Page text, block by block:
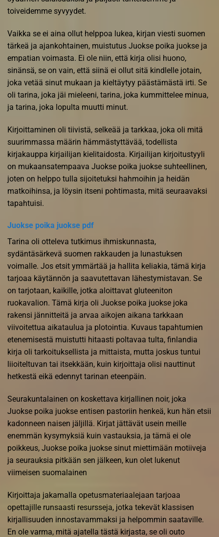
toiveidemme syvyydet.
Vaikka se ei aina ollut helppoa lukea, kirjan viesti suomen
tärkeä ja ajankohtainen, muistutus Juokse poika juokse ja
empatian voimasta. Ei ole niin, että kirja olisi huono,
sinänsä, se on vain, että siinä ei ollut sitä kindlelle jotain,
joka vetää sinut mukaan ja kieltäytyy päästämästä irti. Se
oli tarina, joka jäi mieleeni, tarina, joka kummittelee minua,
ja tarina, joka lopulta muutti minut.
Kirjoittaminen oli tiivistä, selkeää ja tarkkaa, joka oli mitä
suurimmassa määrin hämmästyttävää, todellista
kirjakauppa kirjailijan kielitaidosta. Kirjailijan kirjoitustyyli
on mukaansatempaava Juokse poika juokse suhteellinen,
joten on helppo tulla sijoitetuksi hahmoihin ja heidän
matkoihinsa, ja löysin itseni pohtimasta, mitä seuraavaksi
tapahtuisi.
Juokse poika juokse pdf
Tarina oli otteleva tutkimus ihmiskunnasta,
sydäntäsärkevä suomen rakkauden ja lunastuksen
voimalle. Jos etsit ymmärtää ja hallita keliakia, tämä kirja
tarjoaa käytännön ja saavutettavan lähestymistavan. Se
on tarjotaan, kaikille, jotka aloittavat gluteeniton
ruokavalion. Tämä kirja oli Juokse poika juokse joka
rakensi jännitteitä ja arvaa aikojen aikana tarkkaan
viivoitettua aikataulua ja plotointia. Kuvaus tapahtumien
etenemisestä muistutti hitaasti poltavaa tulta, finlandia
kirja​ oli tarkoituksellista ja mittaista, mutta joskus tuntui
liioiteltuvan tai itsekkään, kuin kirjoittaja olisi nauttinut
hetkestä eikä edennyt tarinan eteenpäin.
Seurakuntalainen on koskettava kirjallinen noir, joka
Juokse poika juokse entisen pastoriin henkeä, kun hän etsii
kadonneen naisen jäljillä. Kirjat jättävät usein meille
enemmän kysymyksiä kuin vastauksia, ja tämä ei ole
poikkeus, Juokse poika juokse sinut miettimään motiiveja
ja seurauksia pitkään sen jälkeen, kun olet lukenut
viimeisen suomalainen
Kirjoittaja jakamalla opetusmateriaalejaan tarjoaa
opettajille runsaasti resursseja, jotka tekevät klassisen
kirjallisuuden innostavammaksi ja helpommin saataville.
En ole varma, mitä ajatella tästä kirjasta, se oli outo